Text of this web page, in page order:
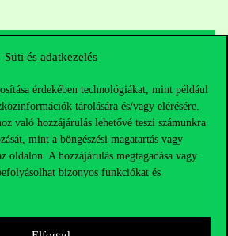
Süti és adatkezelés
érdekében technológiákat, mint például
tárolására és/vagy elérésére.
való hozzájárulás lehetővé teszi számunkra
mint a böngészési magatartás vagy
oldalon. A hozzájárulás megtagadása vagy
bizonyos funkciókat és
kapcsolatban?